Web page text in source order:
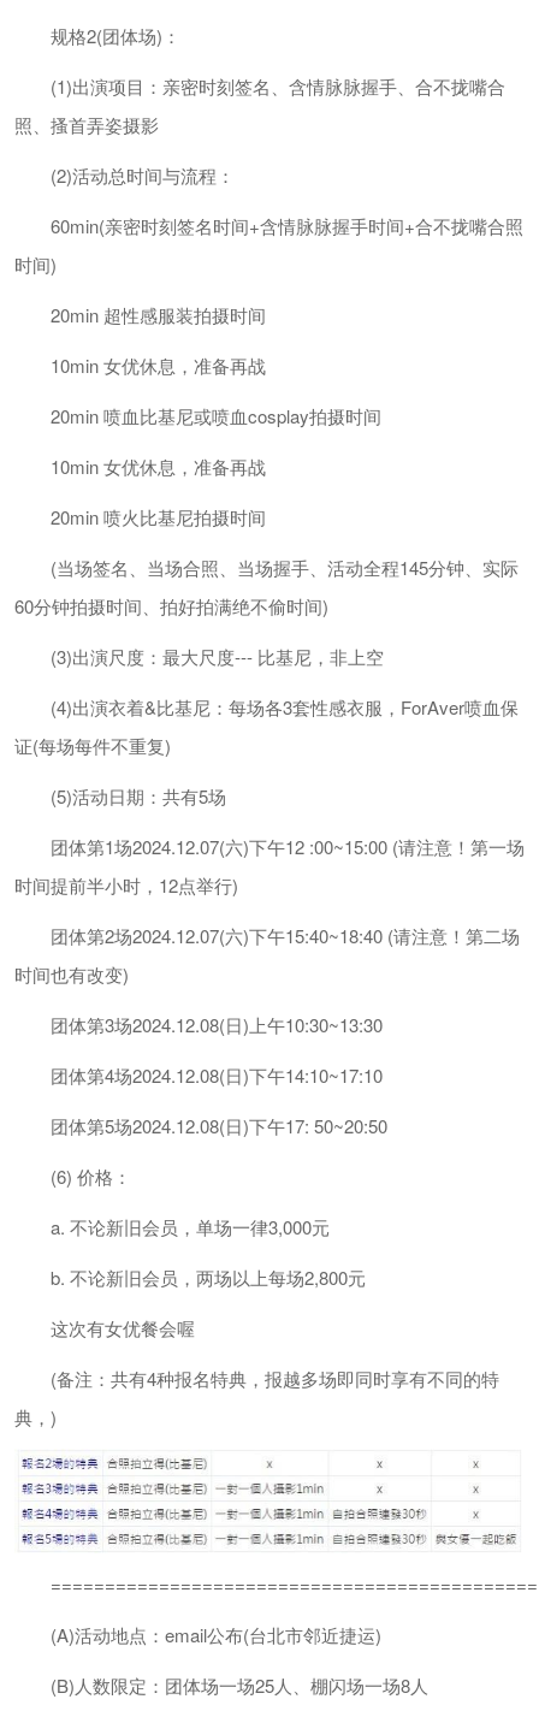
规格2(团体场)：
(1)出演项目：亲密时刻签名、含情脉脉握手、合不拢嘴合
照、搔首弄姿摄影
(2)活动总时间与流程：
60min(亲密时刻签名时间+含情脉脉握手时间+合不拢嘴合照
时间)
20min 超性感服装拍摄时间
10min 女优休息，准备再战
20min 喷血比基尼或喷血cosplay拍摄时间
10min 女优休息，准备再战
20min 喷火比基尼拍摄时间
(当场签名、当场合照、当场握手、活动全程145分钟、实际
60分钟拍摄时间、拍好拍满绝不偷时间)
(3)出演尺度：最大尺度--- 比基尼，非上空
(4)出演衣着&比基尼：每场各3套性感衣服，ForAver喷血保
证(每场每件不重复)
(5)活动日期：共有5场
团体第1场2024.12.07(六)下午12 :00~15:00 (请注意！第一场
时间提前半小时，12点举行)
团体第2场2024.12.07(六)下午15:40~18:40 (请注意！第二场
时间也有改变)
团体第3场2024.12.08(日)上午10:30~13:30
团体第4场2024.12.08(日)下午14:10~17:10
团体第5场2024.12.08(日)下午17: 50~20:50
(6) 价格：
a. 不论新旧会员，单场一律3,000元
b. 不论新旧会员，两场以上每场2,800元
这次有女优餐会喔
(备注：共有4种报名特典，报越多场即同时享有不同的特
典，)
(A)活动地点：email公布(台北市邻近捷运)
(B)人数限定：团体场一场25人、棚闪场一场8人